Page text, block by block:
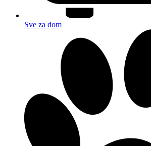
Sve za dom